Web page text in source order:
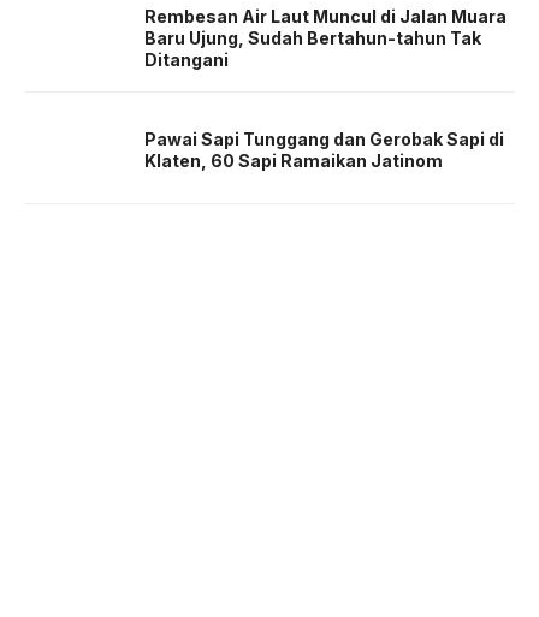
Rembesan Air Laut Muncul di Jalan Muara
Baru Ujung, Sudah Bertahun-tahun Tak
Ditangani
Pawai Sapi Tunggang dan Gerobak Sapi di
Klaten, 60 Sapi Ramaikan Jatinom